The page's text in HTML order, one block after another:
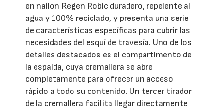
en nailon Regen Robic duradero, repelente al
agua y 100% reciclado, y presenta una serie
de características específicas para cubrir las
necesidades del esquí de travesía. Uno de los
detalles destacados es el compartimento de
la espalda, cuya cremallera se abre
completamente para ofrecer un acceso
rápido a todo su contenido. Un tercer tirador
de la cremallera facilita llegar directamente